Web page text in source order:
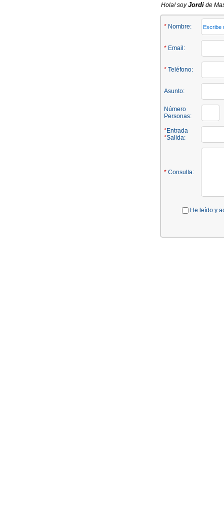
Hola! soyJordi de
* Nombre:
* Email:
* Teléfono:
Asunto:
Número
Personas:
*Entrada
*Salida:
* Consulta:
He leído y